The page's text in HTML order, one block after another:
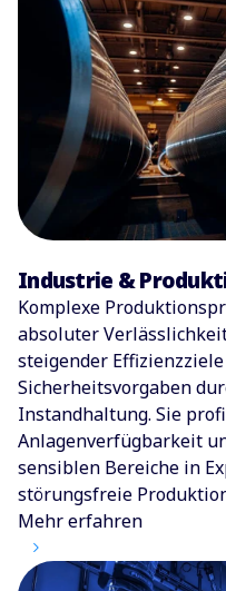
Industrie &
Komplexe
absoluter
steigender
Sicherheitsvorgaben
Instandhaltung. Sie
Anlagenverfügbarkeit
sensiblen Bereiche in
störungsfreie
Mehr erfahren